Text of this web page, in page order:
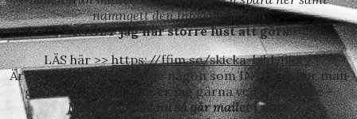
namngett den Infogade bilden
– INGET jag har större lust att göra!!
LÄS här >>https://ffim.se/skicka-bild-filer/
Är det sedan fortfarande någon som INTE vet hur man
gör, så visar och hjälper jag gärna vederbörande –
MEN från med nu så går mailet i retur